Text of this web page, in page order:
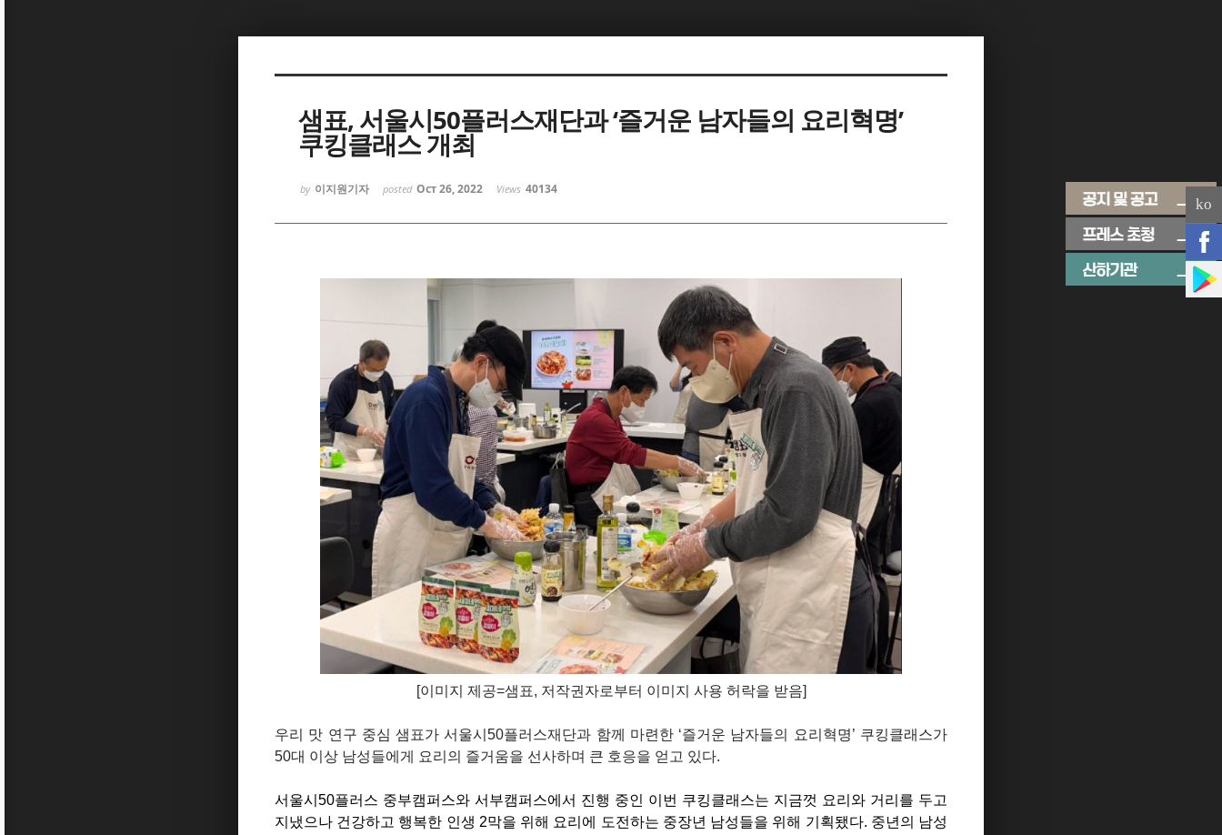
샘표, 서울시50플러스재단과 ‘즐거운 남자들의 요리혁명’
쿠킹클래스 개최
by 이지원기자 posted Oct 26, 2022 Views 40134
[이미지 제공=샘표, 저작권자로부터 이미지 사용 허락을 받음]
우리 맛 연구 중심 샘표가 서울시50플러스재단과 함께 마련한 ‘즐거운 남자들의 요리혁명’ 쿠킹클래스가
50대 이상 남성들에게 요리의 즐거움을 선사하며 큰 호응을 얻고 있다.
서울시50플러스 중부캠퍼스와 서부캠퍼스에서 진행 중인 이번 쿠킹클래스는 지금껏 요리와 거리를 두고
지냈으나 건강하고 행복한 인생 2막을 위해 요리에 도전하는 중장년 남성들을 위해 기획됐다. 중년의 남성
ko
Sketchbook5, 스케치북5
Sketchbook5, 스케치북5